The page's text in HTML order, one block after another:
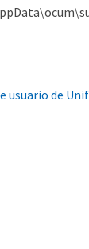
usuario de